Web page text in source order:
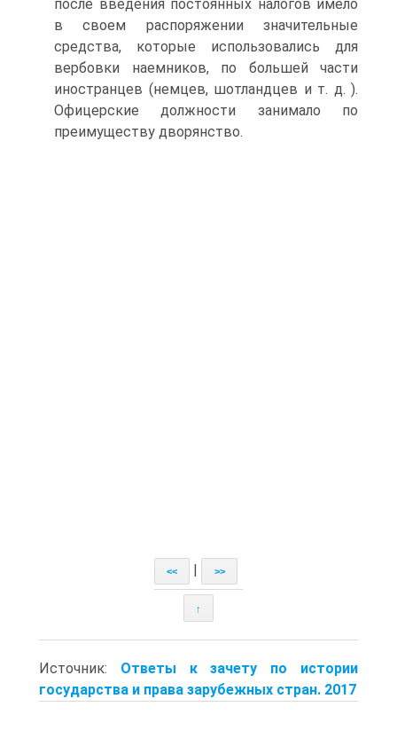
после введения постоянных налогов имело
в своем распоряжении значительные
средства, которые использовались для
вербовки наемников, по большей части
иностранцев (немцев, шотландцев и т. д. ).
Офицерские должности занимало по
преимуществу дворянство.
<< >>
↑
Источник: Ответы к зачету по истории
государства и права зарубежных стран. 2017